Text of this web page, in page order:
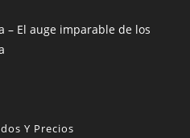
– El auge imparable de los
Y Precios